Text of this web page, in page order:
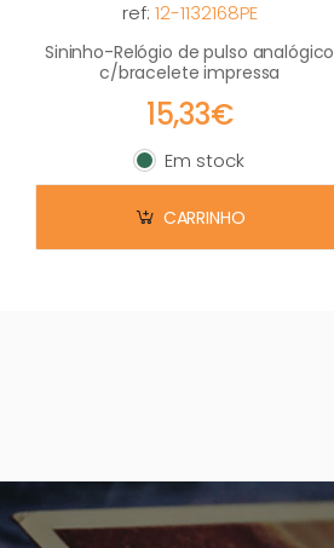
ref: 12-1132168PE
Sininho-Relógio de pulso analógico
c/bracelete impressa
15,33€
Em stock
Em stock
CARRINHO